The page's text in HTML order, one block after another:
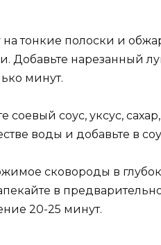
тонкие полоски и
Добавьте нарезанный
минут.
соевый соус, уксус,
воды и добавьте в
сковороды в
в
20-25 минут.